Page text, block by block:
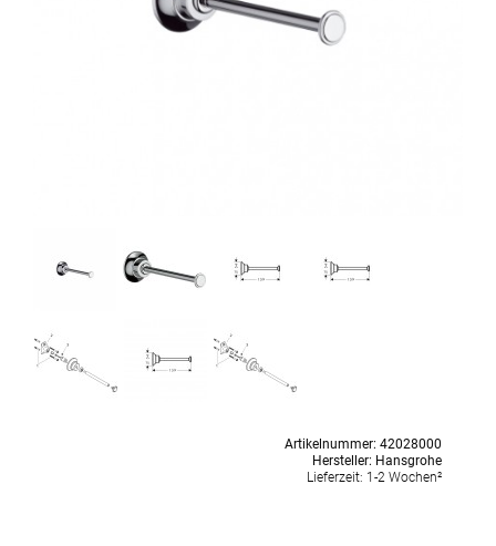
Artikelnummer: 42028000
Hersteller: Hansgrohe
Lieferzeit: 1-2 Wochen²